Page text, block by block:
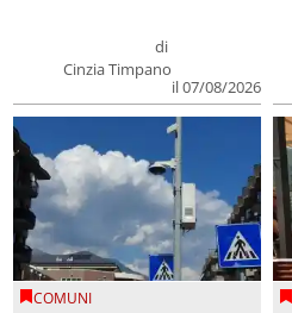
di
Cinzia Timpano
il 07/08/2026
COMUNI